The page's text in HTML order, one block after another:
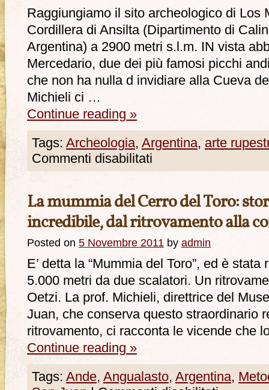
Raggiungiamo il sito archeologico di Los
Cordillera di Ansilta (Dipartimento di
Argentina) a 2900 metri s.l.m. IN vista
Mercedario, due dei più famosi picchi
che non ha nulla d invidiare alla Cueva
Michieli ci …
Continue reading »
Tags: Archeologia, Argentina, arte
Commenti disabilitati
La mummia del Cerro del Toro:
incredibile, dal ritrovamento alla
Posted on 5 Novembre 2011 by admin
E’ detta la “Mummia del Toro”, ed è
5.000 metri da due scalatori. Un
Oetzi. La prof. Michieli, direttrice del
Juan, che conserva questo straordinario
ritrovamento, ci racconta le vicende che
Continue reading »
Tags: Ande, Angualasto, Argentina,